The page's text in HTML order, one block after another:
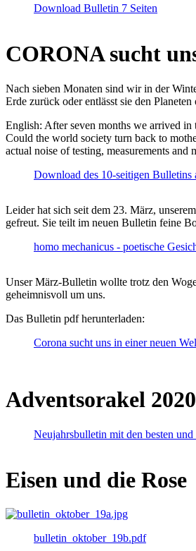
Download Bulletin 7 Seiten
CORONA sucht
Nach sieben Monaten sind wir in der
Erde zurück oder entlässt sie den
English: After seven months we arrived
Could the world society turn back to
actual noise of testing, measurements and
Download des 10-seitigen Bulletins
Leider hat sich seit dem 23. März,
gefreut. Sie teilt im neuen Bulletin feine
homo mechanicus - poetische
Unser März-Bulletin wollte trotz den
geheimnisvoll um uns.
Das Bulletin pdf herunterladen:
Corona sucht uns in einer neuen
Adventsorakel
Neujahrsbulletin mit den besten
Eisen und die Rose
bulletin_oktober_19b.pdf